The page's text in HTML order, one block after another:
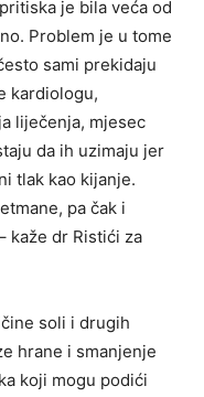
je bila veća od
Problem je u tome
sami prekidaju
kardiologu,
liječenja, mjesec
da ih uzimaju jer
tlak kao kijanje.
pa čak i
kaže dr Ristići za
soli i drugih
hrane i smanjenje
koji mogu podići